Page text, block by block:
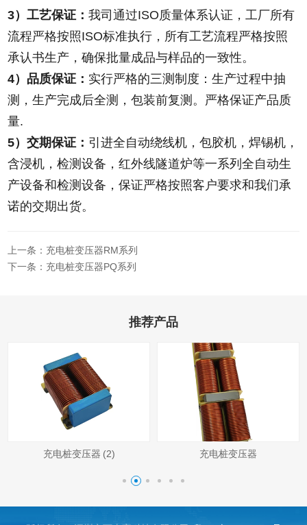
3）工艺保证：我司通过ISO质量体系认证，工厂所有
流程严格按照ISO标准执行，所有工艺流程严格按照
承认书生产，确保批量成品与样品的一致性。
4）品质保证： 实行严格的三测制度：生产过程中抽
测，生产完成后全测，包装前复测。严格保证产品质
量.
5）交期保证： 引进全自动绕线机，包胶机，焊锡机，
含浸机，检测设备，红外线隧道炉等一系列全自动生
产设备和检测设备，保证严格按照客户要求和我们承
诺的交期出货。
上一条：充电桩变压器RM系列
下一条：充电桩变压器PQ系列
推荐产品
充电桩变压器 (2) 充电桩变压器